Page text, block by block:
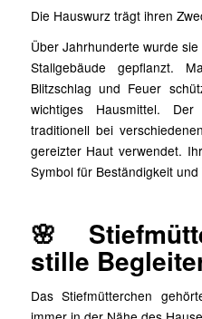
Die Hauswurz trägt ihren
Über Jahrhunderte wurde
Stallgebäude gepflanzt.
Blitzschlag und Feuer
wichtiges Hausmittel.
traditionell bei
gereizter Haut verwendet.
Symbol für Beständigkeit
🌸
stille
Das Stiefmütterchen